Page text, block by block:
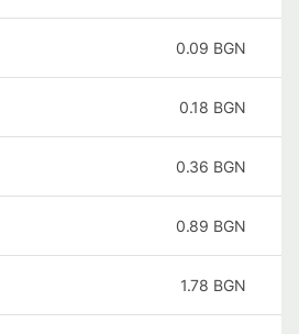
0.09 BGN
0.18 BGN
0.36 BGN
0.89 BGN
1.78 BGN